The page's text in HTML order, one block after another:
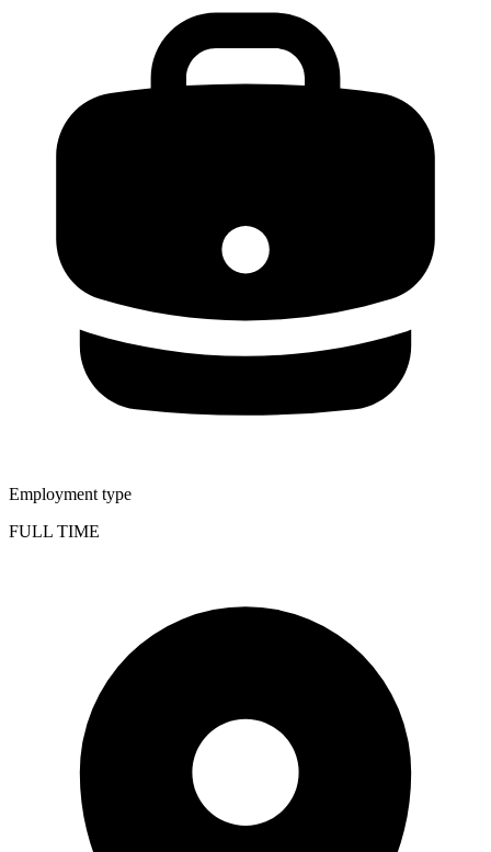
Employment type
FULL TIME